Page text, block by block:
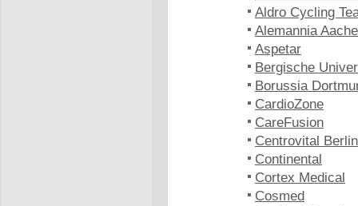
Aldro Cycling
Alemannia
Aspetar
Bergische
Borussia
CardioZone
CareFusion
Centrovital Berlin
Continental
Cortex Medical
Cosmed